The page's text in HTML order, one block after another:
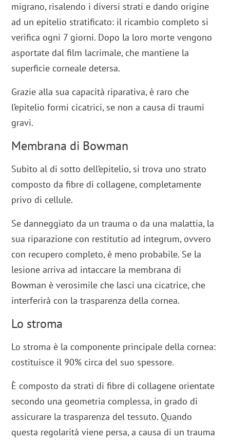
migrano, risalendo i diversi strati e dando origine
ad un epitelio stratificato: il ricambio completo si
verifica ogni 7 giorni. Dopo la loro morte vengono
asportate dal film lacrimale, che mantiene la
superficie corneale detersa.
Grazie alla sua capacità riparativa, è raro che
l’epitelio formi cicatrici, se non a causa di traumi
gravi.
Membrana di Bowman
Subito al di sotto dell’epitelio, si trova uno strato
composto da fibre di collagene, completamente
privo di cellule.
Se danneggiato da un trauma o da una malattia, la
sua riparazione con restitutio ad integrum, ovvero
con recupero completo, è meno probabile. Se la
lesione arriva ad intaccare la membrana di
Bowman è verosimile che lasci una cicatrice, che
interferirà con la trasparenza della cornea.
Lo stroma
Lo stroma è la componente principale della cornea:
costituisce il 90% circa del suo spessore.
È composto da strati di fibre di collagene orientate
secondo una geometria complessa, in grado di
assicurare la trasparenza del tessuto. Quando
questa regolarità viene persa, a causa di un trauma